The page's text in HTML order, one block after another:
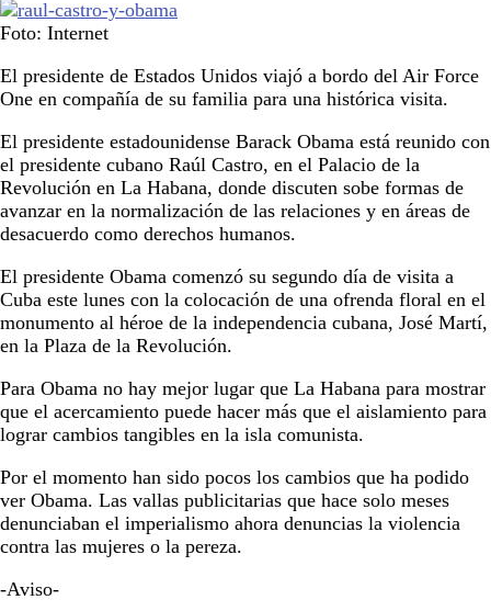
Foto: Internet
El presidente de Estados Unidos viajó a bordo del Air Force
One en compañía de su familia para una histórica visita.
El presidente estadounidense Barack Obama está reunido con
el presidente cubano Raúl Castro, en el Palacio de la
Revolución en La Habana, donde discuten sobe formas de
avanzar en la normalización de las relaciones y en áreas de
desacuerdo como derechos humanos.
El presidente Obama comenzó su segundo día de visita a
Cuba este lunes con la colocación de una ofrenda floral en el
monumento al héroe de la independencia cubana, José Martí,
en la Plaza de la Revolución.
Para Obama no hay mejor lugar que La Habana para mostrar
que el acercamiento puede hacer más que el aislamiento para
lograr cambios tangibles en la isla comunista.
Por el momento han sido pocos los cambios que ha podido
ver Obama. Las vallas publicitarias que hace solo meses
denunciaban el imperialismo ahora denuncias la violencia
contra las mujeres o la pereza.
-Aviso-